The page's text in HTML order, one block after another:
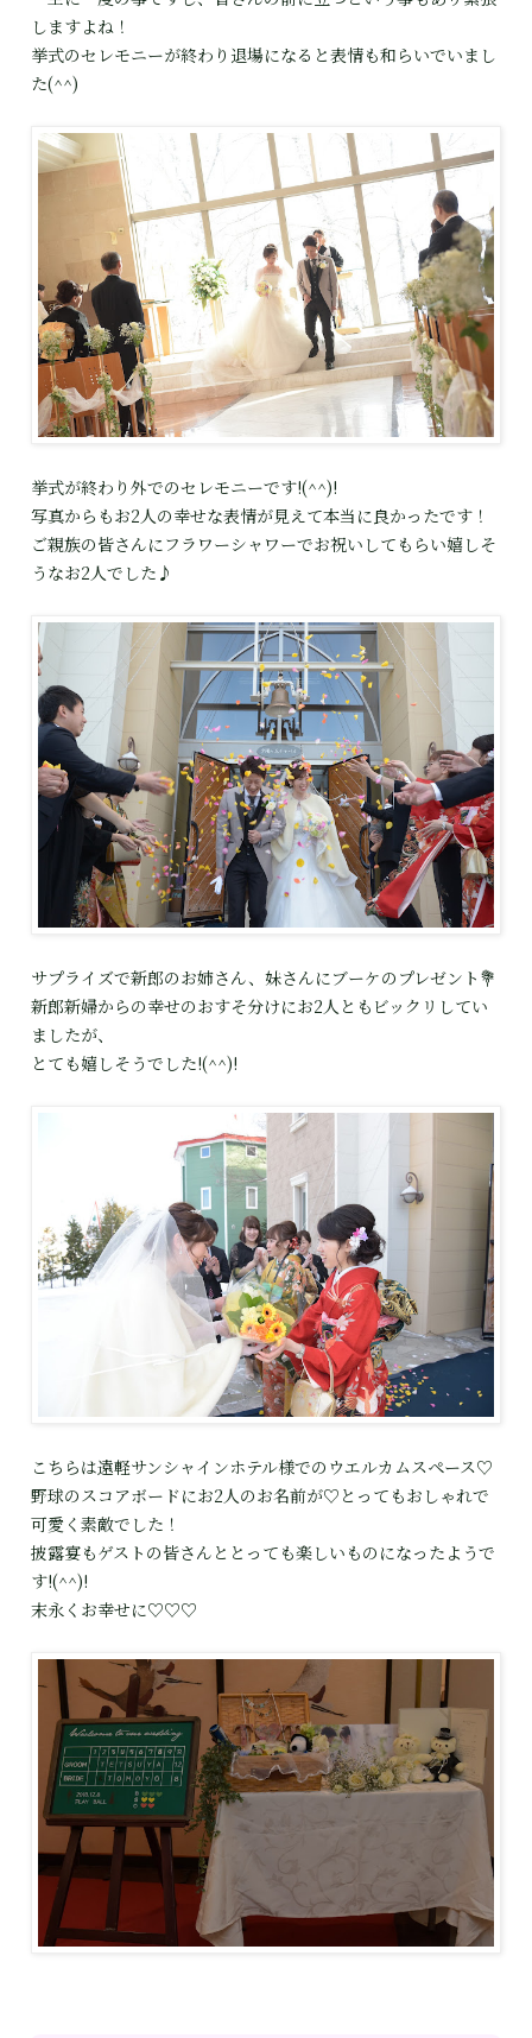
しますよね！
挙式のセレモニーが終わり退場になると表情も和らいでいまし
た(^^)
挙式が終わり外でのセレモニーです!(^^)!
写真からもお2人の幸せな表情が見えて本当に良かったです！
ご親族の皆さんにフラワーシャワーでお祝いしてもらい嬉しそ
うなお2人でした♪
サプライズで新郎のお姉さん、妹さんにブーケのプレゼント💐
新郎新婦からの幸せのおすそ分けにお2人ともビックリしてい
ましたが、
とても嬉しそうでした!(^^)!
こちらは遠軽サンシャインホテル様でのウエルカムスペース♡
野球のスコアボードにお2人のお名前が♡とってもおしゃれで
可愛く素敵でした！
披露宴もゲストの皆さんととっても楽しいものになったようで
す!(^^)!
末永くお幸せに♡♡♡